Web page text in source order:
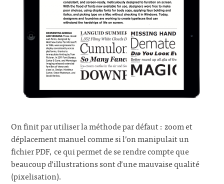
On finit par utiliser la méthode par défaut : zoom et
déplacement manuel comme si l’on manipulait un
fichier PDF, ce qui permet de se rendre compte que
beaucoup d’illustrations sont d’une mauvaise qualité
(pixelisation).